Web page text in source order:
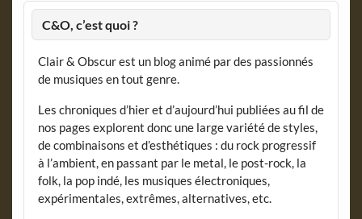
C&O, c’est quoi ?
Clair & Obscur est un blog animé par des passionnés
de musiques en tout genre.
Les chroniques d’hier et d’aujourd’hui publiées au fil de
nos pages explorent donc une large variété de styles,
de combinaisons et d’esthétiques : du rock progressif
à l’ambient, en passant par le metal, le post-rock, la
folk, la pop indé, les musiques électroniques,
expérimentales, extrêmes, alternatives, etc.